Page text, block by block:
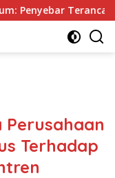
Terancam Pidana
Perusahaan
Terhadap